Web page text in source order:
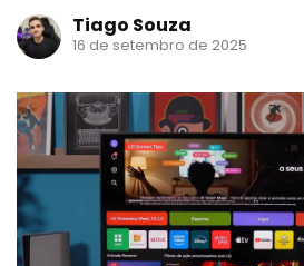
Tiago Souza
16 de setembro de 2025